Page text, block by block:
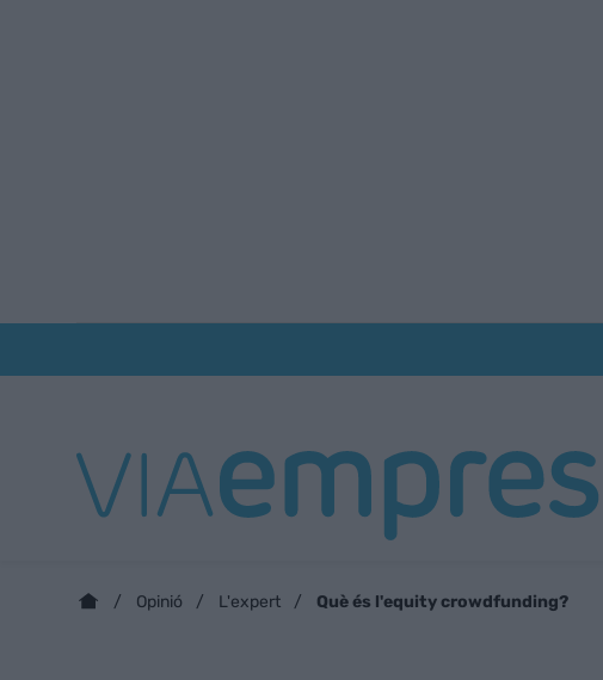
Opinió L'expert Què és l'equity crowdfunding?